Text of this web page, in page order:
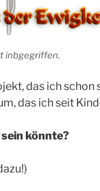
inbgegriffen.
das ich schon
das ich seit
sein könnte?